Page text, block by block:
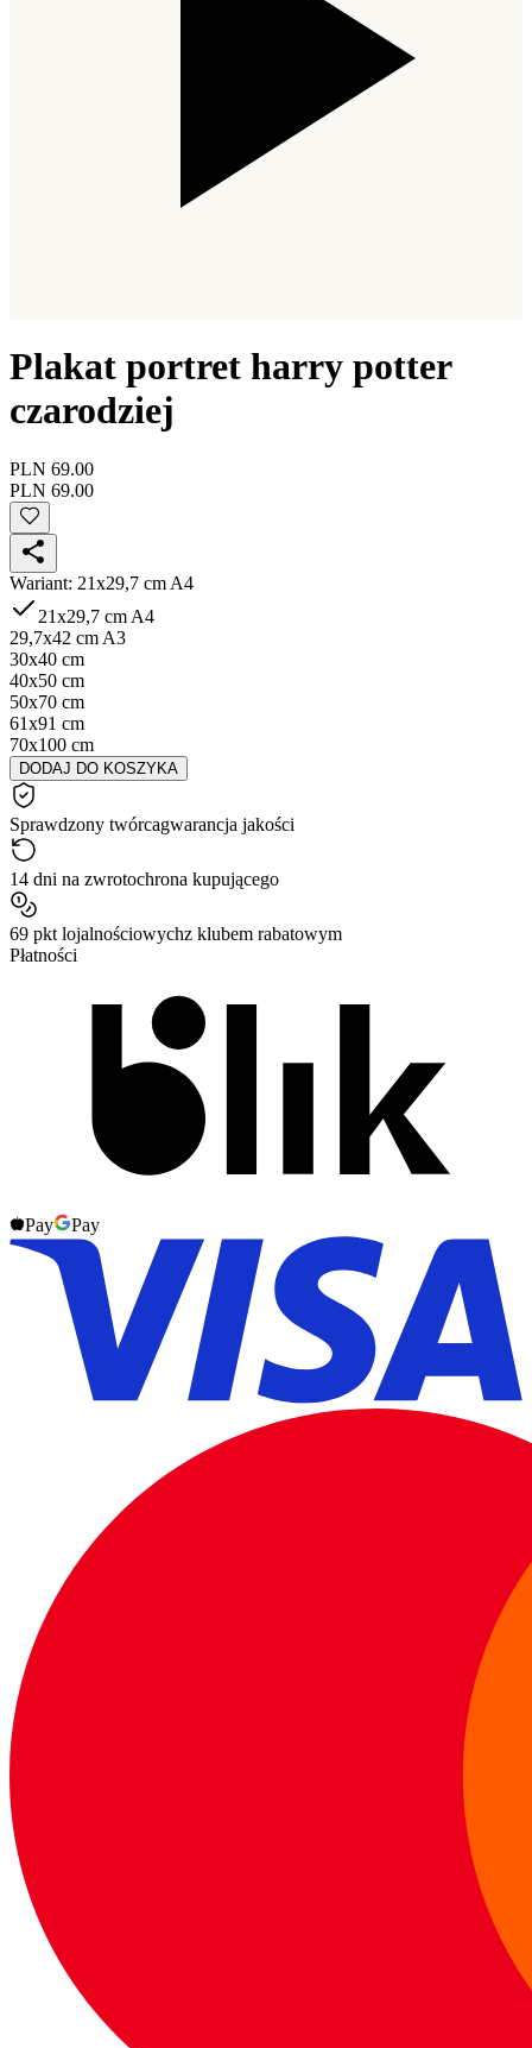
Plakat portret harry potter
czarodziej
PLN 69.00
PLN 69.00
Wariant: 21x29,7 cm A4
21x29,7 cm A4
29,7x42 cm A3
30x40 cm
40x50 cm
50x70 cm
61x91 cm
70x100 cm
DODAJ DO KOSZYKA
Sprawdzony twórcagwarancja jakości
14 dni na zwrotochrona kupującego
69 pkt lojalnościowychz klubem rabatowym
Płatności
Pay Pay